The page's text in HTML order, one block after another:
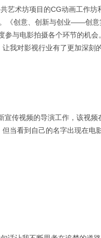
艺术坊项目的CG动画工作坊
《创意、创新与创业——创意
参与电影拍摄各个环节的机会
我对影视行业有了更加深刻
传视频的导演工作，该视频
当看到自己的名字出现在电